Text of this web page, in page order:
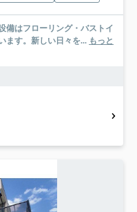
備はフローリング・バストイ
ます。新しい日々を... もっと